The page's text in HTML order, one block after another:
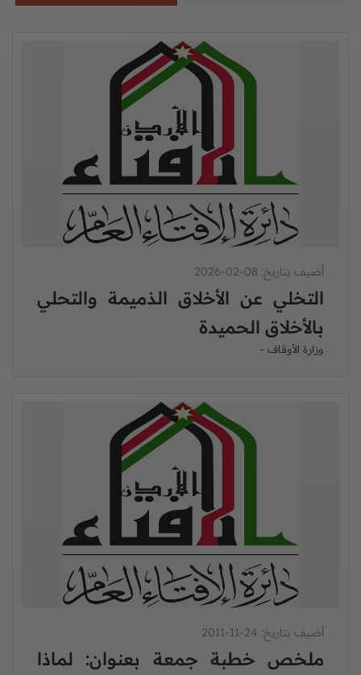
أضيف بتاريخ: 08-02-2026
التخلي عن الأخلاق الذميمة والتحلي
بالأخلاق الحميدة
وزارة الأوقاف -
أضيف بتاريخ: 24-11-2011
ملخص خطبة جمعة بعنوان: لماذا